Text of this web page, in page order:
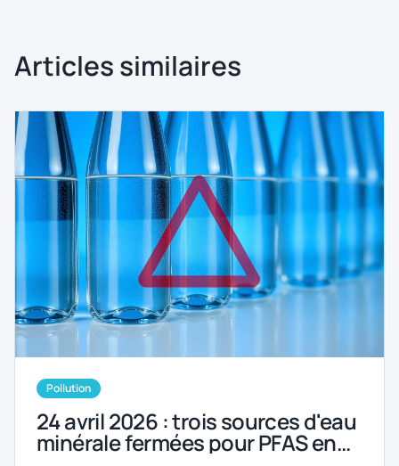
Articles similaires
Pollution
24 avril 2026 : trois sources d'eau
minérale fermées pour PFAS en